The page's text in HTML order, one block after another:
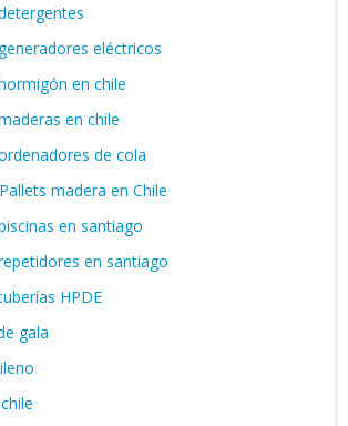
eléctricos
en chile
en chile
de cola
madera en Chile
en santiago
en santiago
HPDE
gala